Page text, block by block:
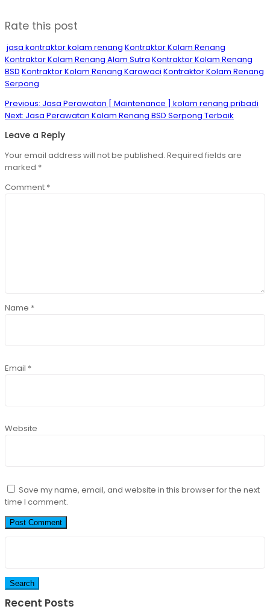
Rate this post
jasa kontraktor kolam renang Kontraktor Kolam Renang
Kontraktor Kolam Renang Alam Sutra Kontraktor Kolam Renang
BSD Kontraktor Kolam Renang Karawaci Kontraktor Kolam Renang
Serpong
Post
navigation
Previous: Previous
post:
Jasa Perawatan [ Maintenance ] kolam renang pribadi
Next: Next
Jasa Perawatan Kolam Renang BSD Serpong Terbaik
Leave a Reply
Your email address will not be published. Required fields are
marked *
Comment *
Name *
Email *
Website
Save my name, email, and website in this browser for the next
time I comment.
Recent Posts